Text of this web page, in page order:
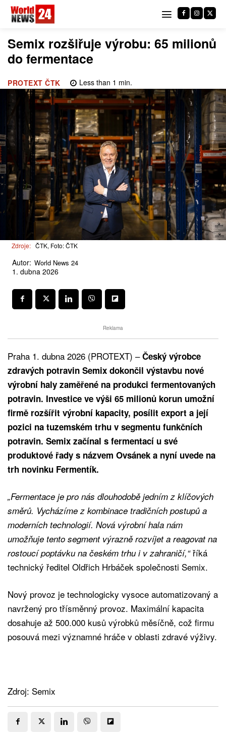
Semix rozšiřuje výrobu: 65 milionů
do fermentace
PROTEXT ČTK Less than 1 min.
Zdroje: ČTK, Foto: ČTK
Autor: World News 24
1. dubna 2026
Reklama
Praha 1. dubna 2026 (PROTEXT) –Český výrobce
zdravých potravin Semix dokončil výstavbu nové
výrobní haly zaměřené na produkci fermentovaných
potravin. Investice ve výši 65 milionů korun umožní
firmě rozšířit výrobní kapacity, posílit export a její
pozici na tuzemském trhu v segmentu funkčních
potravin. Semix začínal s fermentací u své
produktové řady s názvem Ovsánek a nyní uvede na
trh novinku Fermentík.
„Fermentace je pro nás dlouhodobě jedním z klíčových
směrů. Vycházíme z kombinace tradičních postupů a
moderních technologií. Nová výrobní hala nám
umožňuje tento segment výrazně rozvíjet a reagovat na
rostoucí poptávku na českém trhu i v zahraničí,“říká
technický ředitel Oldřich Hrbáček společnosti Semix.
Nový provoz je technologicky vysoce automatizovaný a
navržený pro třísměnný provoz. Maximální kapacita
dosahuje až 500.000 kusů výrobků měsíčně, což firmu
posouvá mezi významné hráče v oblasti zdravé výživy.
Zdroj: Semix